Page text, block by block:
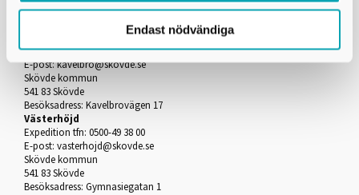
Endast nödvändiga
Expedition tfn: 0500-49 75 00
E-post:kavelbro@skovde.se
Skövde kommun
541 83 Skövde
Besöksadress: Kavelbrovägen 17
Västerhöjd
Expedition tfn: 0500-49 38 00
E-post: vasterhojd@skovde.se
Skövde kommun
541 83 Skövde
Besöksadress: Gymnasiegatan 1